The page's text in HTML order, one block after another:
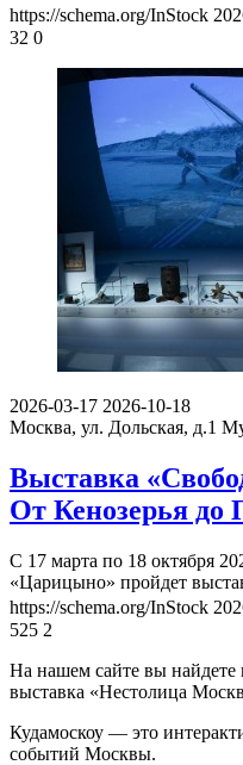
https://schema.org/InStock
32 0
2026-03-17 2026-10-18
Москва, ул. Дольская, д.1
Выставка
От Кенозерья до
С 17 марта по 18 октября
«Царицыно» пройдет
https://schema.org/InStock
525 2
На нашем сайте вы
выставка «Нестолица
Кудамоскоу — это
событий Москвы.